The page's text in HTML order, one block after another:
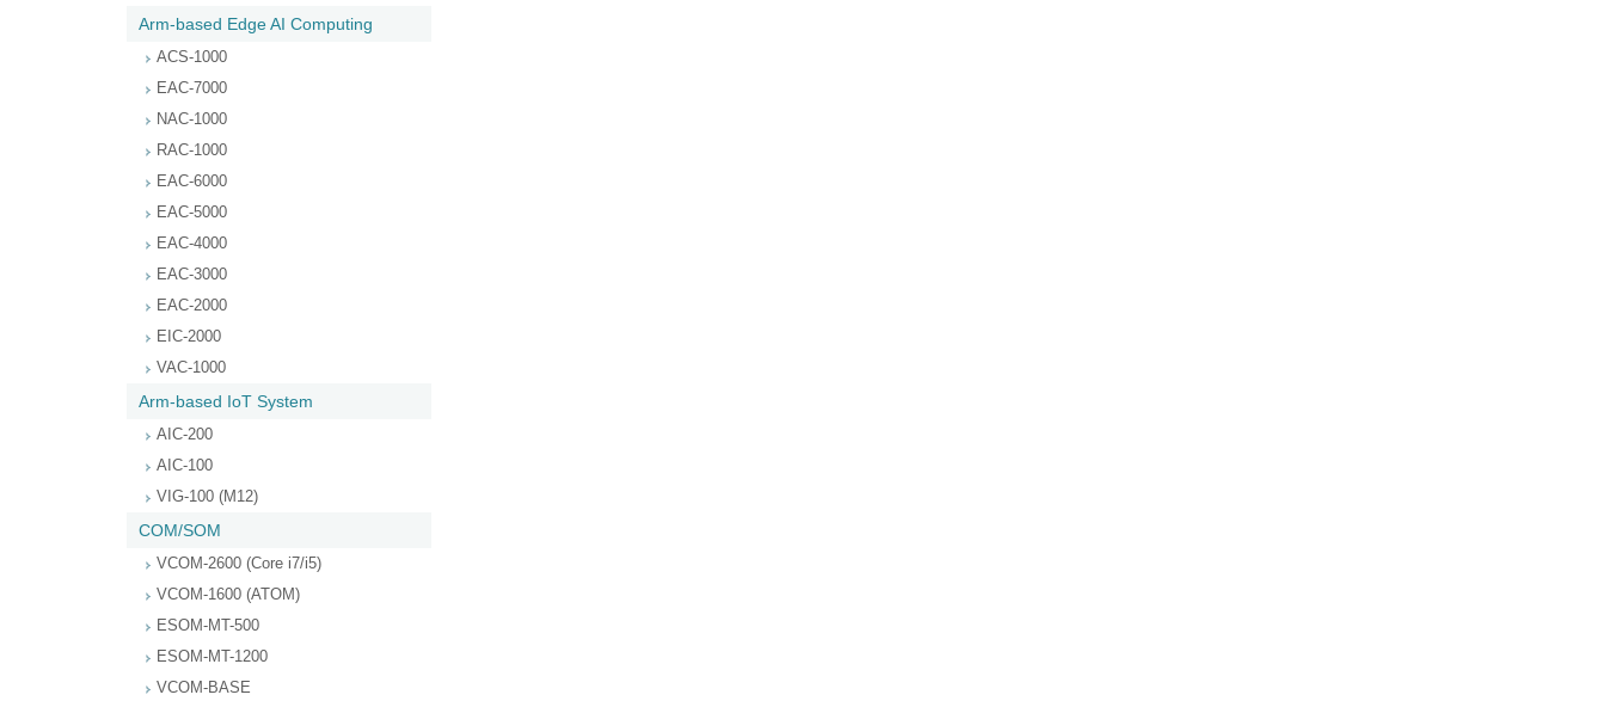
Arm-based Edge AI Computing
ACS-1000
EAC-7000
NAC-1000
RAC-1000
EAC-6000
EAC-5000
EAC-4000
EAC-3000
EAC-2000
EIC-2000
VAC-1000
Arm-based IoT System
AIC-200
AIC-100
VIG-100 (M12)
COM/SOM
VCOM-2600 (Core i7/i5)
VCOM-1600 (ATOM)
ESOM-MT-500
ESOM-MT-1200
VCOM-BASE